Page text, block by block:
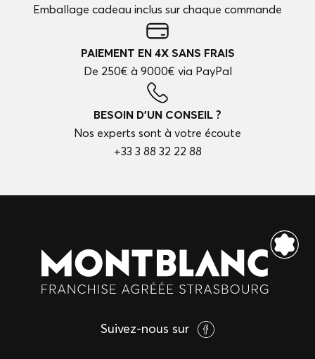
Emballage cadeau inclus sur chaque commande
PAIEMENT EN 4X SANS FRAIS
De 250€ à 9000€ via PayPal
BESOIN D'UN CONSEIL ?
Nos experts sont à votre écoute
+33 3 88 32 22 88
Suivez-nous sur